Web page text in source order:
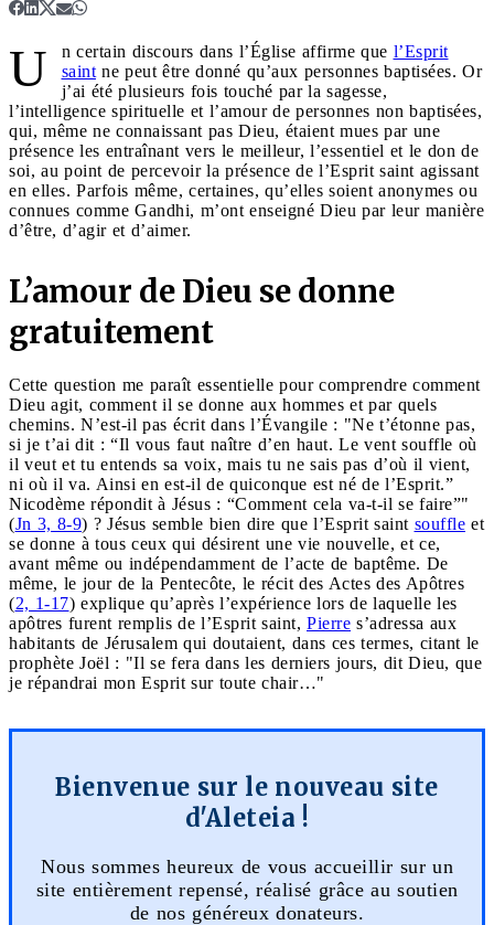
U n certain discours dans l’Église affirme que l’Esprit
saint ne peut être donné qu’aux personnes baptisées. Or
j’ai été plusieurs fois touché par la sagesse,
l’intelligence spirituelle et l’amour de personnes non baptisées,
qui, même ne connaissant pas Dieu, étaient mues par une
présence les entraînant vers le meilleur, l’essentiel et le don de
soi, au point de percevoir la présence de l’Esprit saint agissant
en elles. Parfois même, certaines, qu’elles soient anonymes ou
connues comme Gandhi, m’ont enseigné Dieu par leur manière
d’être, d’agir et d’aimer.
L’amour de Dieu se donne
gratuitement
Cette question me paraît essentielle pour comprendre comment
Dieu agit, comment il se donne aux hommes et par quels
chemins. N’est-il pas écrit dans l’Évangile : "Ne t’étonne pas,
si je t’ai dit : “Il vous faut naître d’en haut. Le vent souffle où
il veut et tu entends sa voix, mais tu ne sais pas d’où il vient,
ni où il va. Ainsi en est-il de quiconque est né de l’Esprit.”
Nicodème répondit à Jésus : “Comment cela va-t-il se faire”"
(Jn 3, 8-9) ? Jésus semble bien dire que l’Esprit saint souffle et
se donne à tous ceux qui désirent une vie nouvelle, et ce,
avant même ou indépendamment de l’acte de baptême. De
même, le jour de la Pentecôte, le récit des Actes des Apôtres
(2, 1-17) explique qu’après l’expérience lors de laquelle les
apôtres furent remplis de l’Esprit saint, Pierre s’adressa aux
habitants de Jérusalem qui doutaient, dans ces termes, citant le
prophète Joël : "Il se fera dans les derniers jours, dit Dieu, que
je répandrai mon Esprit sur toute chair…"
Bienvenue sur le nouveau site
d'Aleteia !
Nous sommes heureux de vous accueillir sur un
site entièrement repensé, réalisé grâce au soutien
de nos généreux donateurs.